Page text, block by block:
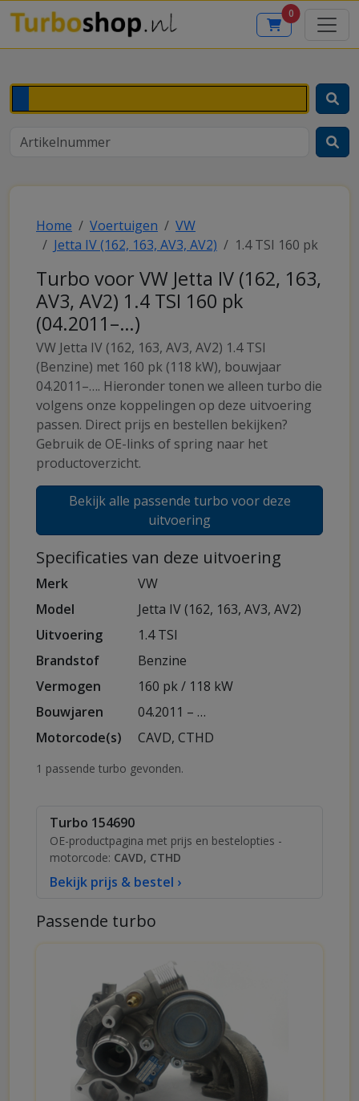
0
Home Voertuigen
VW
Jetta IV (162, 163, AV3, AV2)
1.4 TSI 160 pk
Turbo voor VW Jetta IV (162, 163,
AV3, AV2) 1.4 TSI 160 pk
(04.2011–…)
VW Jetta IV (162, 163, AV3, AV2) 1.4 TSI
(Benzine) met 160 pk (118 kW), bouwjaar
04.2011–…. Hieronder tonen we alleen turbo die
volgens onze koppelingen op deze uitvoering
passen. Direct prijs en bestellen bekijken?
Gebruik de OE-links of spring naar het
productoverzicht.
Bekijk alle passende turbo voor deze
uitvoering
Specificaties van deze uitvoering
Merk
VW
Model
Jetta IV (162, 163, AV3, AV2)
Uitvoering
1.4 TSI
Brandstof
Benzine
Vermogen
160 pk / 118 kW
Bouwjaren
04.2011 – …
Motorcode(s)
CAVD, CTHD
1 passende turbo gevonden.
Turbo 154690
OE-productpagina met prijs en bestelopties -
motorcode: CAVD, CTHD
Bekijk prijs & bestel ›
Passende turbo